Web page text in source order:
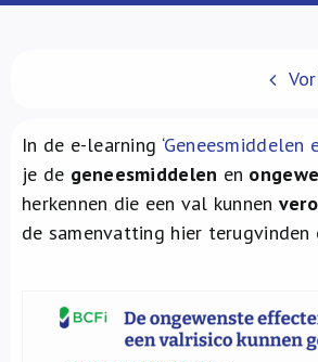
Over ons
In de e-learning ‘Geneesmiddelen
je de geneesmiddelen en
herkennen die een val kunnen
de samenvatting hier terugvinden